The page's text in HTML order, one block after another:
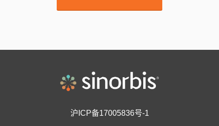
沪ICP备17005836号-1